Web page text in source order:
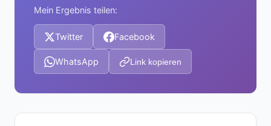
Mein Ergebnis teilen:
Twitter Facebook
WhatsApp Link kopieren